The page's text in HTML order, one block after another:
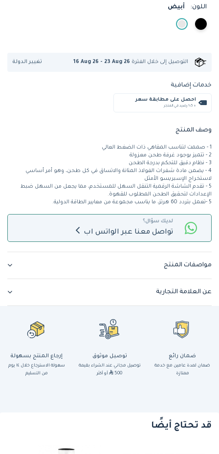
اللون: أبيض
التوصيل إلى خلال الفترة 16 Aug 26 - 23 Aug 26 تغيير الدولة
خدمات إضافية
احصل على مطابقة سعر
+ %5 رصيد في المتجر
وصف المنتج
1 - صممت لتناسب المقاهي ذات الضغط العالي
2 - تتميز بوجود غرفة طحن معزولة
3 - نظام دقيق للتحكم بدرجة الطحن
4 - يضمن مادة شفرات الفولاذ المتانة والاتساق في كل طحن، وهو أمر أساسي
لاستخراج الإسبريسو الأمثل
5 - تقدم الشاشة الرقمية التنقل السهل للمستخدم، مما يجعل من السهل ضبط
الإعدادات لتحقيق الطحن المطلوب للقهوة.
5 -تعمل بتردد 60 هرتز، ما يناسب مجموعة من معايير الطاقة الدولية.
لديك سؤال؟
تواصل معنا عبر الواتس اب
مواصفات المنتج
عن العلامة التجارية
ضمان رائع
ضمان لمدة عامين مع خدمة
ممتازة
توصيل موثوق
توصيل مجاني عند الشراء بقيمة
500
أو أكثر
إرجاع المنتج بسهولة
سهولة الاسترجاع خلال ١٤ يوم
من التسليم
قد تحتاج أيضًا